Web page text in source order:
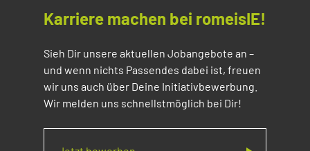
Karriere machen bei romeisIE!
Sieh Dir unsere aktuellen Jobangebote an –
und wenn nichts Passendes dabei ist, freuen
wir uns auch über Deine Initiativbewerbung.
Wir melden uns schnellstmöglich bei Dir!